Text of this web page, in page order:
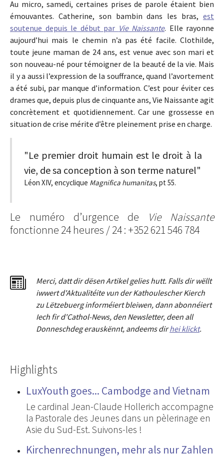
Au micro, samedi, certaines prises de parole étaient bien
émouvantes. Catherine, son bambin dans les bras, est
soutenue depuis le début par Vie Naissante. Elle rayonne
aujourd’hui mais le chemin n’a pas été facile. Clothilde,
toute jeune maman de 24 ans, est venue avec son mari et
son nouveau-né pour témoigner de la beauté de la vie. Mais
il y a aussi l’expression de la souffrance, quand l’avortement
a été subi, par manque d’information. C’est pour éviter ces
drames que, depuis plus de cinquante ans, Vie Naissante agit
concrètement et quotidiennement. Car une grossesse en
situation de crise mérite d’être pleinement prise en charge.
"Le premier droit humain est le droit à la
vie, de sa conception à son terme naturel"
Léon XIV, encyclique Magnifica humanitas, pt 55.
Le numéro d’urgence de
Vie Naissante
fonctionne 24 heures / 24 : +352 621 546 784
Merci, dattdir dësen Artikel gelies hutt. Falls dir wëllt
iwwert d'Aktualitéite vun der Kathoulescher Kierch
zu Lëtzebuerg informéiert bleiwen, dann abonnéiert
Iech fir d'Cathol-News, den Newsletter, deen all
Donneschdeg erauskënnt, andeems dirhei klickt.
Highlights
LuxYouth goes... Cambodge and Vietnam
Le cardinal Jean-Claude Hollerich accompagne
la Pastorale des Jeunes dans un pèlerinage en
Asie du Sud-Est. Suivons-les !
Kirchenrechnungen, mehr als nur Zahlen